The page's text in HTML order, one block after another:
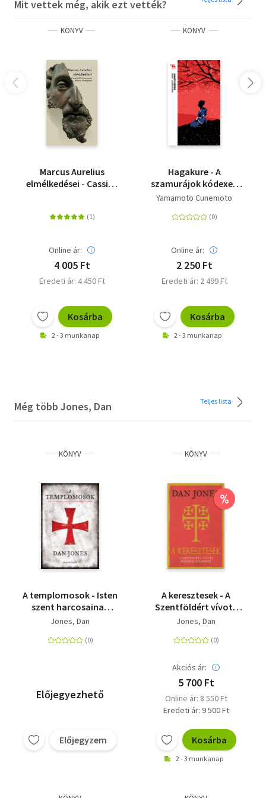
tudományos találmányok hatalmas, forradalmi
változások időszakain mentek keresztül.
összeomlás állapotából emelkedett ki, hogy uralja a
világot. Az emberi élet és tevékenység minden szférája
átalakult az igazi Trónok harca által lefedett ezer év
alatt. Miközben saját évezredünk kritikus fordulópontja
előtt állunk, Dan Jones megmutatja, hogyan jutottunk el
Mit vettek még, akik ezt vették?
KÖNYV
Marcus Aurelius
elmélkedései - Cassius
Online ár:
4 005 Ft
Eredeti ár: 4 450 Ft
Kosárba
2 - 3 munkanap
KÖNYV
Hagakure - A
szamurájok kódexe -
Trubadúr Zsebkönyvek
Yamamoto Cunemoto
Online ár:
2 250 Ft
Eredeti ár: 2 499 Ft
Kosárba
2 - 3 munkanap
Még több Jones, Dan Teljes lista
KÖNYV
A templomosok - Isten
szent harcosainak
felemelkedése és
Jones, Dan
Előjegyezhető
Előjegyzem
KÖNYV
%
A keresztesek - A
Szentföldért vívott
háborúk története
Jones, Dan
Akciós ár:
5 700 Ft
Online ár: 8 550 Ft
Eredeti ár: 9 500 Ft
Kosárba
2 - 3 munkanap